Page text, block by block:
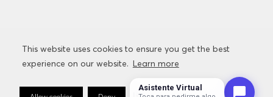
This website uses cookies to ensure you get the best
experience on our website. Learn more
This website uses cookies to ensure you get the best
experience on our website. Learn more
© 2026 HUGO BOSS Todos los Derechos Reservados.
Asistente Virtual